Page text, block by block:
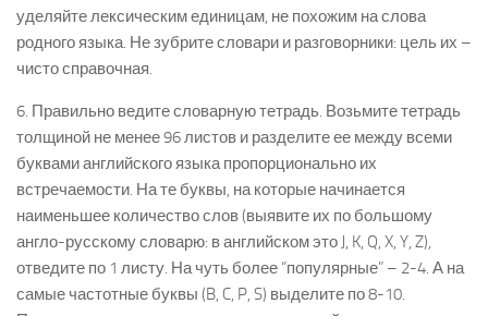
уделяйте лексическим единицам, не похожим на слова
родного языка. Не зубрите словари и разговорники: цель их –
чисто справочная.
6. Правильно ведите словарную тетрадь. Возьмите тетрадь
толщиной не менее 96 листов и разделите ее между всеми
буквами английского языка пропорционально их
встречаемости. На те буквы, на которые начинается
наименьшее количество слов (выявите их по большому
англо-русскому словарю: в английском это J, K, Q, X, Y, Z),
отведите по 1 листу. На чуть более “популярные” – 2-4. А на
самые частотные буквы (B, C, P, S) выделите по 8-10.